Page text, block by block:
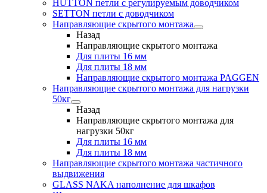
HUTTON петли с регулируемым доводчиком
SETTON петли с доводчиком
Направляющие скрытого монтажа
Назад
Направляющие скрытого монтажа
Для плиты 16 мм
Для плиты 18 мм
Направляющие скрытого монтажа PAGGEN
Направляющие скрытого монтажа для нагрузки
50кг
Назад
Направляющие скрытого монтажа для
нагрузки 50кг
Для плиты 16 мм
Для плиты 18 мм
Направляющие скрытого монтажа частичного
выдвижения
GLASS NAKA наполнение для шкафов